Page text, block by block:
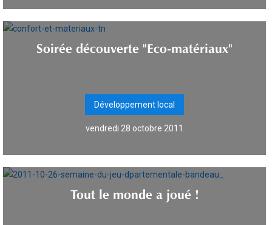
Soirée découverte "Eco-matériaux"
Développement local
vendredi 28 octobre 2011
Tout le monde a joué !